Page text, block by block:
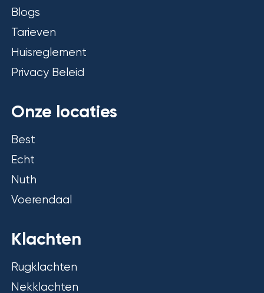
Blogs
Tarieven
Huisreglement
Privacy Beleid
Onze locaties
Best
Echt
Nuth
Voerendaal
Klachten
Rugklachten
Nekklachten